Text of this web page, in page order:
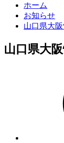
ホーム
お知らせ
山口県大
山口県大